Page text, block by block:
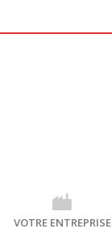
VOTRE ENTREPRISE